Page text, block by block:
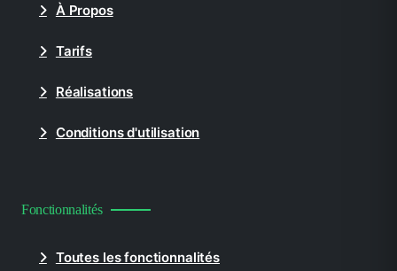
À Propos
Tarifs
Réalisations
Conditions d'utilisation
Fonctionnalités
Toutes les fonctionnalités